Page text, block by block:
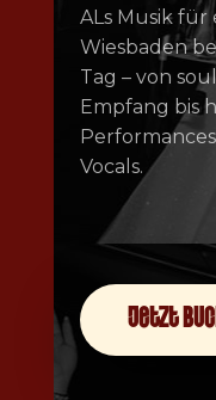
ALs Musik
Wiesbaden
Tag – von
Empfang bis
Vocals.
jetzt